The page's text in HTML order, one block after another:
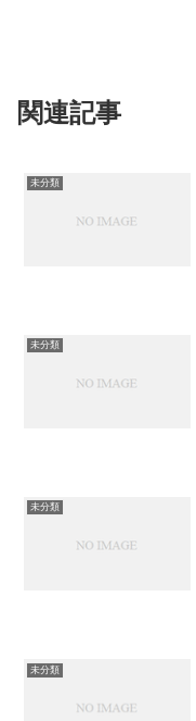
関連記事
未分類
未分類
未分類
未分類